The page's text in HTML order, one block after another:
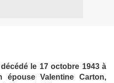
le 17 octobre 1943 à
épouse Valentine Carton,